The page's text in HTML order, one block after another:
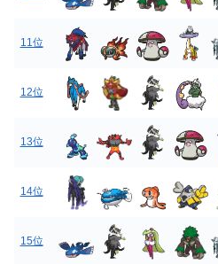
11位
12位
13位
14位
15位